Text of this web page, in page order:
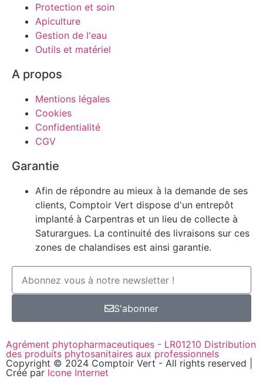
Protection et soin
Apiculture
Gestion de l'eau
Outils et matériel
A propos
Mentions légales
Cookies
Confidentialité
CGV
Garantie
Afin de répondre au mieux à la demande de ses
clients, Comptoir Vert dispose d'un entrepôt
implanté à Carpentras et un lieu de collecte à
Saturargues. La continuité des livraisons sur ces
zones de chalandises est ainsi garantie.
S'abonner
Agrément phytopharmaceutiques - LR01210 Distribution
des produits phytosanitaires aux professionnels
Copyright © 2024 Comptoir Vert - All rights reserved |
Créé par Icone Internet